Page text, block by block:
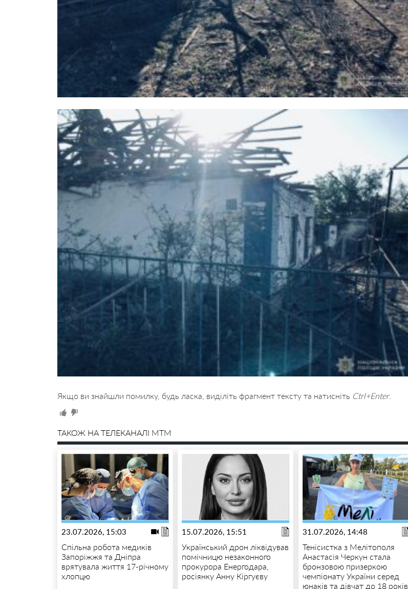
Якщо ви знайшли помилку, будь ласка, виділіть фрагмент тексту та натисніть Ctrl+Enter.
ТАКОЖ НА ТЕЛЕКАНАЛІ MTM
23.07.2026, 15:03
Спільна робота медиків
Запоріжжя та Дніпра
врятувала життя 17-річному
хлопцю
15.07.2026, 15:51
Український дрон ліквідував
помічницю незаконного
прокурора Енергодара,
росіянку Анну Кіргуєву
31.07.2026, 14:48
Тенісистка з Мелітополя
Анастасія Черкун стала
бронзовою призеркою
чемпіонату України серед
юнаків та дівчат до 18 років